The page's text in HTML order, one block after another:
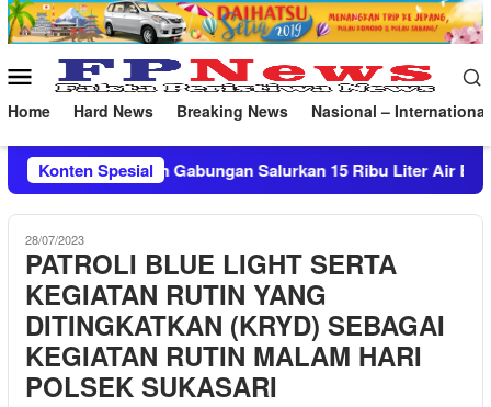
Loncat
ke
Menu
Mobile
Home Hard News Breaking News Nasional – International
Konten Spesial
Salurkan 15 Ribu Liter Air Bersih ke Pasekan
28/07/2023
PATROLI BLUE LIGHT SERTA
KEGIATAN RUTIN YANG
DITINGKATKAN (KRYD) SEBAGAI
KEGIATAN RUTIN MALAM HARI
POLSEK SUKASARI